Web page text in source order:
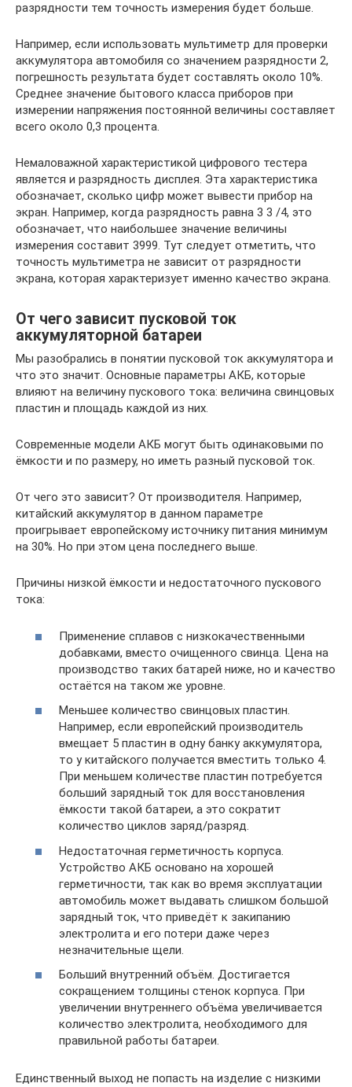
разрядности тем точность измерения будет больше.
Например, если использовать мультиметр для проверки
аккумулятора автомобиля со значением разрядности 2,
погрешность результата будет составлять около 10%.
Среднее значение бытового класса приборов при
измерении напряжения постоянной величины составляет
всего около 0,3 процента.
Немаловажной характеристикой цифрового тестера
является и разрядность дисплея. Эта характеристика
обозначает, сколько цифр может вывести прибор на
экран. Например, когда разрядность равна 3 3 /4, это
обозначает, что наибольшее значение величины
измерения составит 3999. Тут следует отметить, что
точность мультиметра не зависит от разрядности
экрана, которая характеризует именно качество экрана.
От чего зависит пусковой ток
аккумуляторной батареи
Мы разобрались в понятии пусковой ток аккумулятора и
что это значит. Основные параметры АКБ, которые
влияют на величину пускового тока: величина свинцовых
пластин и площадь каждой из них.
Современные модели АКБ могут быть одинаковыми по
ёмкости и по размеру, но иметь разный пусковой ток.
От чего это зависит? От производителя. Например,
китайский аккумулятор в данном параметре
проигрывает европейскому источнику питания минимум
на 30%. Но при этом цена последнего выше.
Причины низкой ёмкости и недостаточного пускового
тока:
Применение сплавов с низкокачественными
добавками, вместо очищенного свинца. Цена на
производство таких батарей ниже, но и качество
остаётся на таком же уровне.
Меньшее количество свинцовых пластин.
Например, если европейский производитель
вмещает 5 пластин в одну банку аккумулятора,
то у китайского получается вместить только 4.
При меньшем количестве пластин потребуется
больший зарядный ток для восстановления
ёмкости такой батареи, а это сократит
количество циклов заряд/разряд.
Недостаточная герметичность корпуса.
Устройство АКБ основано на хорошей
герметичности, так как во время эксплуатации
автомобиль может выдавать слишком большой
зарядный ток, что приведёт к закипанию
электролита и его потери даже через
незначительные щели.
Больший внутренний объём. Достигается
сокращением толщины стенок корпуса. При
увеличении внутреннего объёма увеличивается
количество электролита, необходимого для
правильной работы батареи.
Единственный выход не попасть на изделие с низкими